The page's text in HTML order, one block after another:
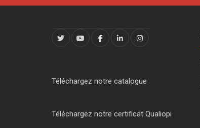
Téléchargez notre catalogue
Téléchargez notre certificat Qualiopi